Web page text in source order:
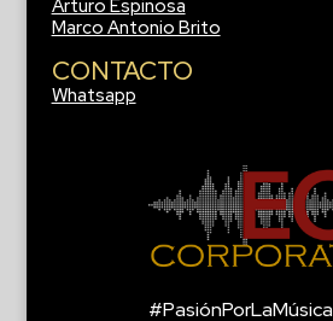
Arturo Espinosa
Marco Antonio Brito
CONTACTO
Whatsapp
#PasiónPorLaMúsica